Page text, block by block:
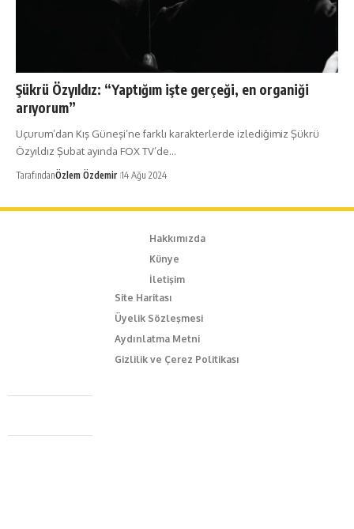
Şükrü Özyıldız: “Yaptığım işte gerçeği, en organiği
arıyorum”
Uçurum’dan Kış Güneşi’ne farklı karakterlerde izlediğimiz Şükrü
Özyıldız Şubat ayında FOX TV’de…
TarafındanÖzlem Özdemir 14 Ağu 2024
Hakkımızda
Künye
İletişim
Site Haritası
Üyelik Sözleşmesi
Aydınlatma Metni
Gizlilik ve Çerez Politikası
Caferağa Mah. Dr. Şakir Paşa Sok. No3/A Kadıköy İstanbul
+90 543 345 46 00